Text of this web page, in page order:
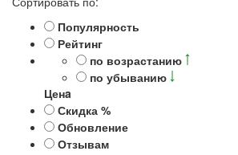
Популярность
Рейтинг
по возрастанию
по убыванию
Ценa
Скидка %
Обновление
Отзывам